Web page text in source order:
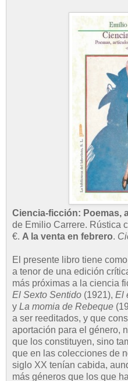
Ciencia-ficción: Poemas,
de Emilio Carrere. Rústica
€. A la venta en febrero.
El presente libro tiene
a tenor de una edición
más próximas a la ciencia
El Sexto Sentido (1921), El
y La momia de Rebeque
a ser reeditados, y que
aportación para el género,
que los constituyen, sino
que en las colecciones de
siglo XX tenían cabida,
más géneros que los que